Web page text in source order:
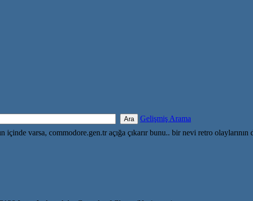
Gelişmiş Arama
içinde varsa, commodore.gen.tr açığa çıkarır bunu.. bir nevi retro olaylarının